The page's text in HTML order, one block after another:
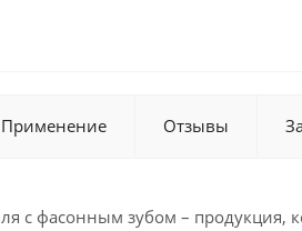
Применение Отзывы
с фасонным зубом – продукция,